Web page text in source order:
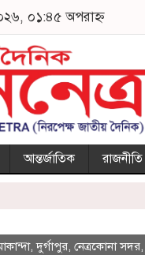
০১:৪৫ অপরাহ্ন
আন্তর্জাতিক রাজনীতি
,দুর্গাপুর নেত্রকোনা সদর